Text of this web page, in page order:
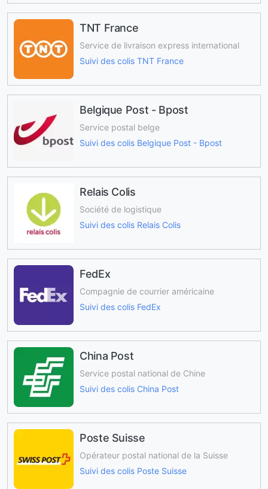
TNT France
Service de livraison express international
Suivi des colis TNT France
Belgique Post - Bpost
Service postal belge
Suivi des colis Belgique Post - Bpost
Relais Colis
Société de logistique
Suivi des colis Relais Colis
FedEx
Compagnie de courrier américaine
Suivi des colis FedEx
China Post
Service postal national de Chine
Suivi des colis China Post
Poste Suisse
Opérateur postal national de la Suisse
Suivi des colis Poste Suisse